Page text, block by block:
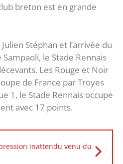
breton est en grande
Stéphan et l’arrivée du
le Stade Rennais
Les Rouge et Noir
de France par Troyes
1, le Stade Rennais occupe
avec 17 points.
inattendu venu du